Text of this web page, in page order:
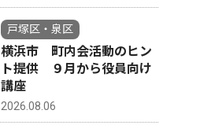
戸塚区・泉区
横浜市 町内会活動のヒン
ト提供 ９月から役員向け
講座
2026.08.06